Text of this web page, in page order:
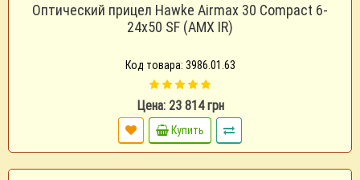
Оптический прицел Hawke Airmax 30 Compact 6-
24x50 SF (AMX IR)
Код товара: 3986.01.63
Цена: 23 814 грн
Купить